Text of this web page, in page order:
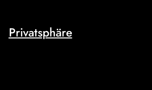
Privatsphäre